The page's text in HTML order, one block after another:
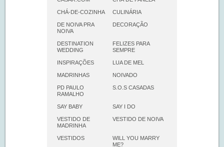
CHÁ-DE-COZINHA CULINÁRIA
DE NOIVA PRA
NOIVA
DECORAÇÃO
DESTINATION
WEDDING
FELIZES PARA
SEMPRE
INSPIRAÇÕES LUA DE MEL
MADRINHAS NOIVADO
PD PAULO
RAMALHO
S.O.S CASADAS
SAY BABY SAY I DO
VESTIDO DE
MADRINHA
VESTIDO DE NOIVA
VESTIDOS
WILL YOU MARRY
ME?